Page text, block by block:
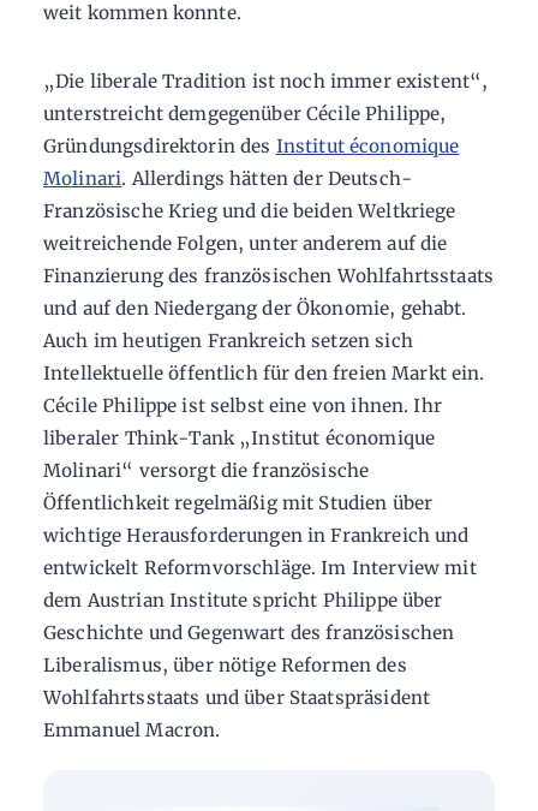
weit kommen konnte.
„Die liberale Tradition ist noch immer existent“,
unterstreicht demgegenüber Cécile Philippe,
Gründungsdirektorin des Institut économique
Molinari. Allerdings hätten der Deutsch-
Französische Krieg und die beiden Weltkriege
weitreichende Folgen, unter anderem auf die
Finanzierung des französischen Wohlfahrtsstaats
und auf den Niedergang der Ökonomie, gehabt.
Auch im heutigen Frankreich setzen sich
Intellektuelle öffentlich für den freien Markt ein.
Cécile Philippe ist selbst eine von ihnen. Ihr
liberaler Think-Tank „Institut économique
Molinari“ versorgt die französische
Öffentlichkeit regelmäßig mit Studien über
wichtige Herausforderungen in Frankreich und
entwickelt Reformvorschläge. Im Interview mit
dem Austrian Institute spricht Philippe über
Geschichte und Gegenwart des französischen
Liberalismus, über nötige Reformen des
Wohlfahrtsstaats und über Staatspräsident
Emmanuel Macron.